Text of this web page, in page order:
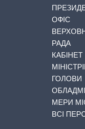
ОФІС
РАДА
КАБІНЕТ
ГОЛОВИ
МЕРИ
ВСІ